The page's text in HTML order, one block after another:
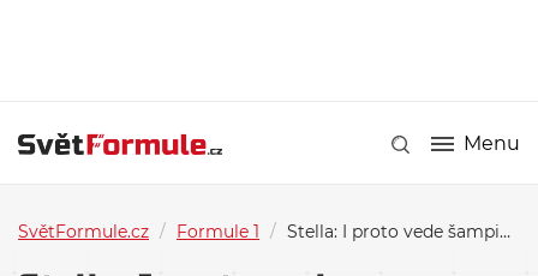
Menu
SvětFormule.cz / Formule 1 / Stella: I proto vede šampionát, zlepšuje se rychlostí světla